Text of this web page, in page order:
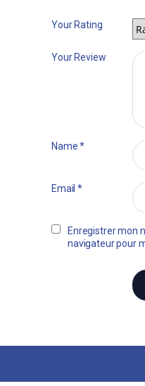
Your Rating
Your Review
Name*
Email*
Enregistrer mon
navigateur pour